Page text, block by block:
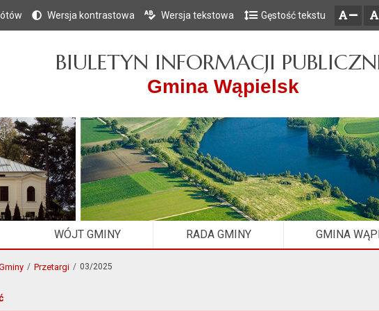
Przejdź do głównego menu
Przejdź do treści
Przejdź do mapy serwisu
Wersja kontrastowa Wersja tekstowa Gęstość tekstu
BIULETYN INFORMACJI
Gmina Wąpielsk
WÓJT GMINY RADA GMINY GMINA
Przetargi 03/2025